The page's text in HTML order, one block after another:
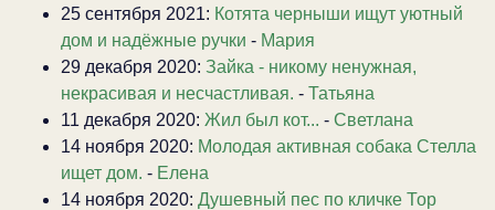
25 сентября 2021: Котята черныши ищут уютный
дом и надёжные ручки - Мария
29 декабря 2020: Зайка - никому ненужная,
некрасивая и несчастливая. - Татьяна
11 декабря 2020: Жил был кот... - Светлана
14 ноября 2020: Молодая активная собака Стелла
ищет дом. - Елена
14 ноября 2020: Душевный пес по кличке Тор